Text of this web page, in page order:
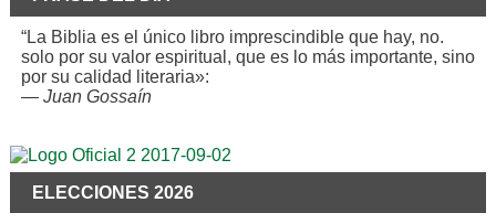
“La Biblia es el único libro imprescindible que hay, no.
solo por su valor espiritual, que es lo más importante, sino
por su calidad literaria»:
— Juan Gossaín
ELECCIONES 2026